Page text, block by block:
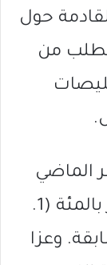
حول
من
الماضي
توقعات نمو بنسبة واحد وعشر بالمئة (1.
وعزا